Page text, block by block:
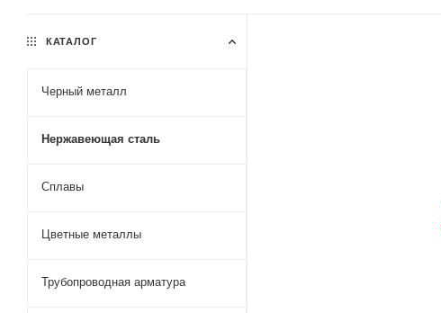
КАТАЛОГ
Черный металл
Нержавеющая сталь
Сплавы
Цветные металлы
Трубопроводная арматура